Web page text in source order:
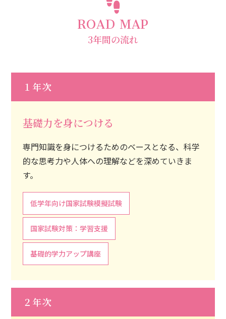
ROAD MAP
3年間の流れ
１年次
基礎力を身につける
専門知識を身につけるためのベースとなる、科学
的な思考力や人体への理解などを深めていきま
す。
低学年向け国家試験模擬試験
国家試験対策：学習支援
基礎的学力アップ講座
２年次